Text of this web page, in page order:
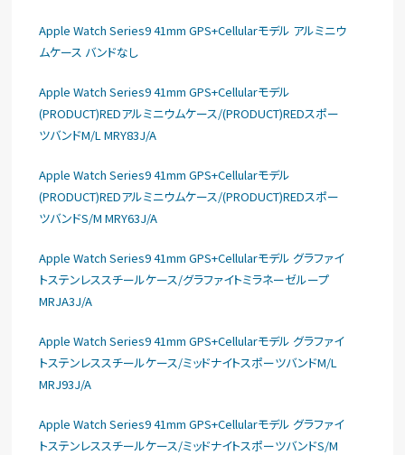
Apple Watch Series9 41mm GPS+Cellularモデル アルミニウ
ムケース バンドなし
Apple Watch Series9 41mm GPS+Cellularモデル
(PRODUCT)REDアルミニウムケース/(PRODUCT)REDスポー
ツバンドM/L MRY83J/A
Apple Watch Series9 41mm GPS+Cellularモデル
(PRODUCT)REDアルミニウムケース/(PRODUCT)REDスポー
ツバンドS/M MRY63J/A
Apple Watch Series9 41mm GPS+Cellularモデル グラファイ
トステンレススチールケース/グラファイトミラネーゼループ
MRJA3J/A
Apple Watch Series9 41mm GPS+Cellularモデル グラファイ
トステンレススチールケース/ミッドナイトスポーツバンドM/L
MRJ93J/A
Apple Watch Series9 41mm GPS+Cellularモデル グラファイ
トステンレススチールケース/ミッドナイトスポーツバンドS/M